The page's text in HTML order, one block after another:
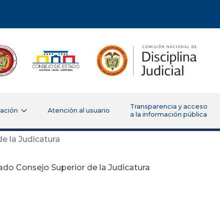
Atención al usuario
Transparencia y acceso
a la información pública
la Judicatura
Consejo Superior de la Judicatura